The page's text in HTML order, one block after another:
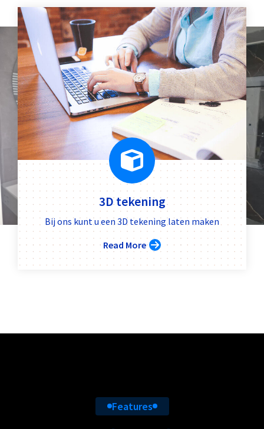
3D tekening
Bij ons kunt u een 3D tekening laten maken
Read More
Features